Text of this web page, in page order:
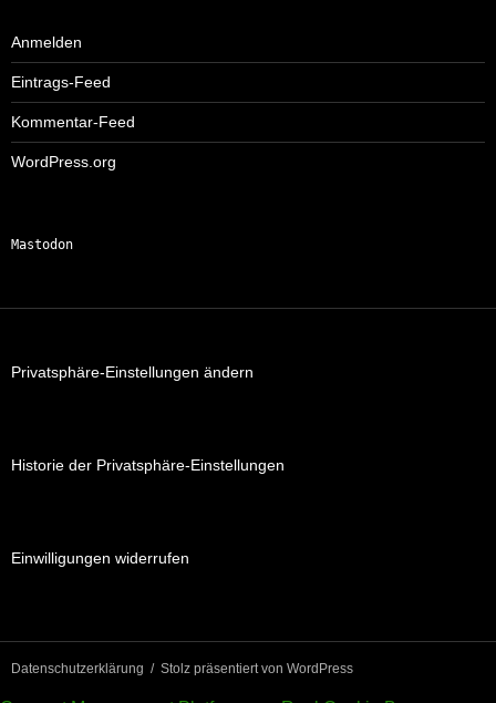
Anmelden
Eintrags-Feed
Kommentar-Feed
WordPress.org
Mastodon
Privatsphäre-Einstellungen ändern
Historie der Privatsphäre-Einstellungen
Einwilligungen widerrufen
Datenschutzerklärung Stolz präsentiert von WordPress